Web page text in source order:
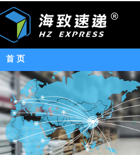
首 页